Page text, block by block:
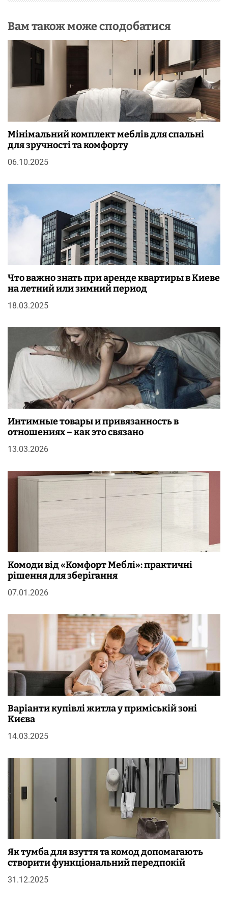
Вам також може сподобатися
Мінімальний комплект меблів для спальні
для зручності та комфорту
06.10.2025
Что важно знать при аренде квартиры в Киеве
на летний или зимний период
18.03.2025
Интимные товары и привязанность в
отношениях – как это связано
13.03.2026
Комоди від «Комфорт Меблі»: практичні
рішення для зберігання
07.01.2026
Варіанти купівлі житла у приміській зоні
Києва
14.03.2025
Як тумба для взуття та комод допомагають
створити функціональний передпокій
31.12.2025